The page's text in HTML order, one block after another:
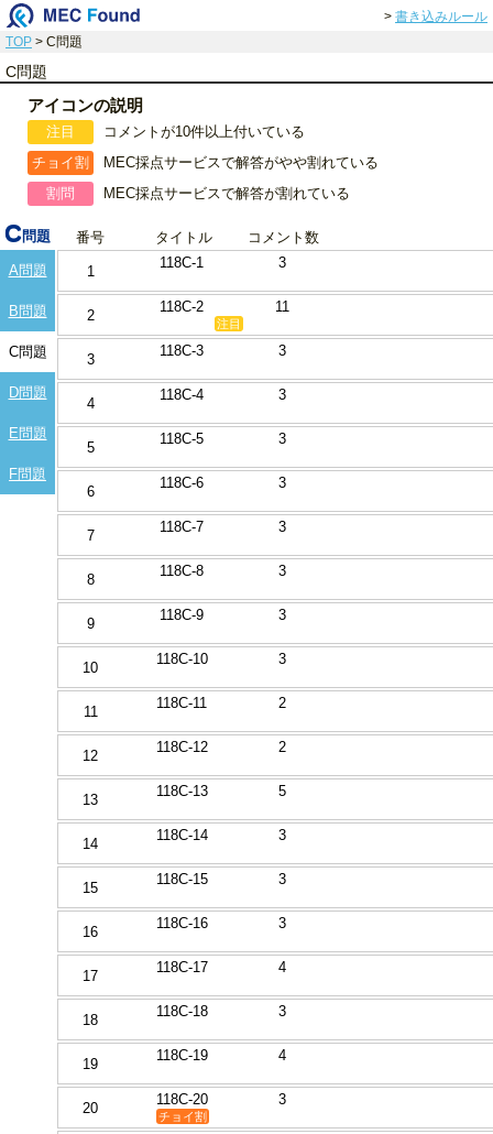
> 書き込みルール
TOP > C問題
C問題
アイコンの説明
注目
コメントが10件以上付いている
チョイ割
MEC採点サービスで解答がやや割れている
割問
MEC採点サービスで解答が割れている
C 問題 番号 タイトル
コメント数
A問題
B問題
C問題
D問題
E問題
F問題
1
118C-1 3
2
118C-2 11
注目
3
118C-3 3
4
118C-4 3
5
118C-5 3
6
118C-6 3
7
118C-7 3
8
118C-8 3
9
118C-9 3
10
118C-10 3
11
118C-11 2
12
118C-12 2
13
118C-13 5
14
118C-14 3
15
118C-15 3
16
118C-16 3
17
118C-17 4
18
118C-18 3
19
118C-19 4
20
118C-20 3
チョイ割